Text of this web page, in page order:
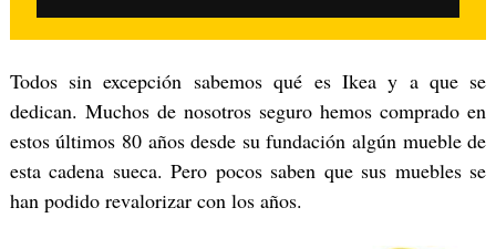
Todos sin excepción sabemos qué es Ikea y a que se
dedican. Muchos de nosotros seguro hemos comprado en
estos últimos 80 años desde su fundación algún mueble de
esta cadena sueca. Pero pocos saben que sus muebles se
han podido revalorizar con los años.